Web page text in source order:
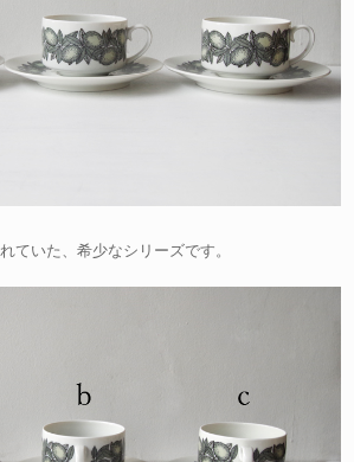
ていた、希少なシリーズです。